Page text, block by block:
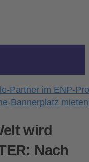
wird
Nach